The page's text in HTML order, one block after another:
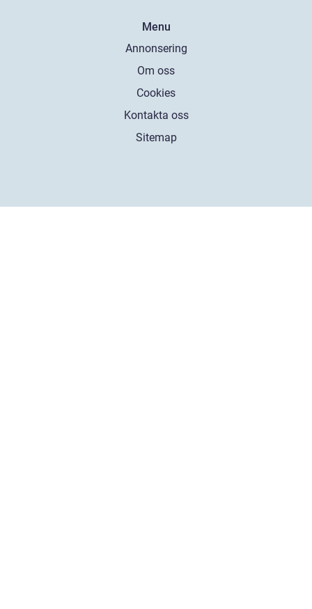
Menu
Annonsering
Om oss
Cookies
Kontakta oss
Sitemap